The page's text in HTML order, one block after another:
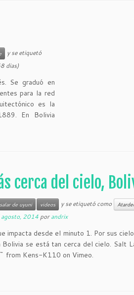
y se etiquetó
dias)
Se graduó en
para la red
es la
En Bolivia
cerca del cielo,
salar de uyuni videos y se etiquetó como
agosto, 2014 porandrix
impacta desde el minuto 1. Por sus
se está tan cerca del cielo. Salt
from Kens-K110 on Vimeo.